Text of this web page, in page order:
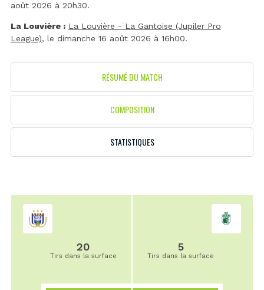
août 2026 à 20h30.
La Louvière : La Louvière - La Gantoise (Jupiler Pro
League), le dimanche 16 août 2026 à 16h00.
RÉSUMÉ DU MATCH
COMPOSITION
STATISTIQUES
20
Tirs dans la surface
5
Tirs dans la surface